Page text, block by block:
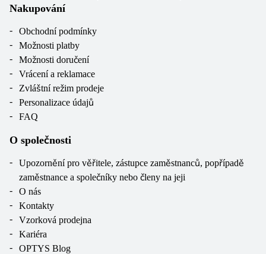
Nakupování
Obchodní podmínky
Možnosti platby
Možnosti doručení
Vrácení a reklamace
Zvláštní režim prodeje
Personalizace údajů
FAQ
O společnosti
Upozornění pro věřitele, zástupce zaměstnanců, popřípadě
zaměstnance a společníky nebo členy na jeji
O nás
Kontakty
Vzorková prodejna
Kariéra
OPTYS Blog